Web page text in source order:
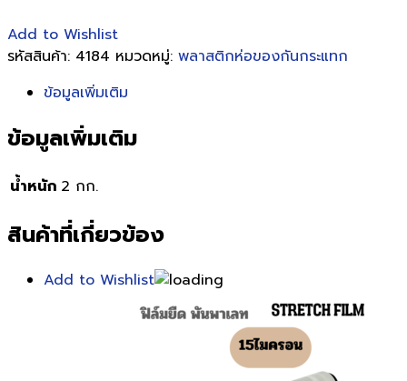
Add to Wishlist
รหัสสินค้า: 4184 หมวดหมู่: พลาสติกห่อของกันกระแทก
ข้อมูลเพิ่มเติม
ข้อมูลเพิ่มเติม
น้ำหนัก 2 กก.
สินค้าที่เกี่ยวข้อง
Add to Wishlist